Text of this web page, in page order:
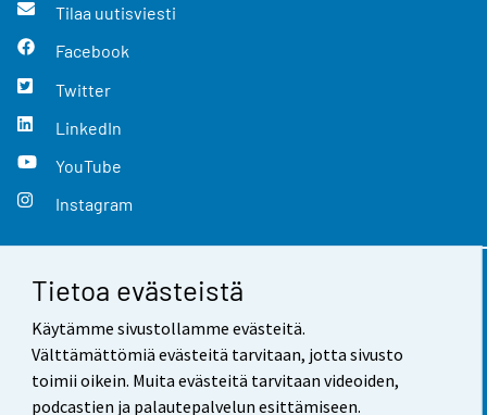
Tietoa evästeistä
Käytämme sivustollamme evästeitä.
Välttämättömiä evästeitä tarvitaan, jotta sivusto
toimii oikein. Muita evästeitä tarvitaan videoiden,
podcastien ja palautepalvelun esittämiseen.
Tilaa uutisviesti
Facebook
Twitter
LinkedIn
YouTube
Instagram
Yhteystiedot
Palaute
Käyttöehdot